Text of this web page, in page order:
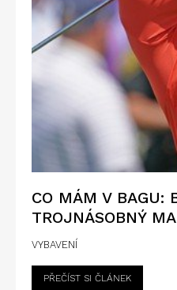
CO MÁM V BAGU:
TROJNÁSOBNÝ
VYBAVENÍ
PŘEČÍST SI ČLÁNEK